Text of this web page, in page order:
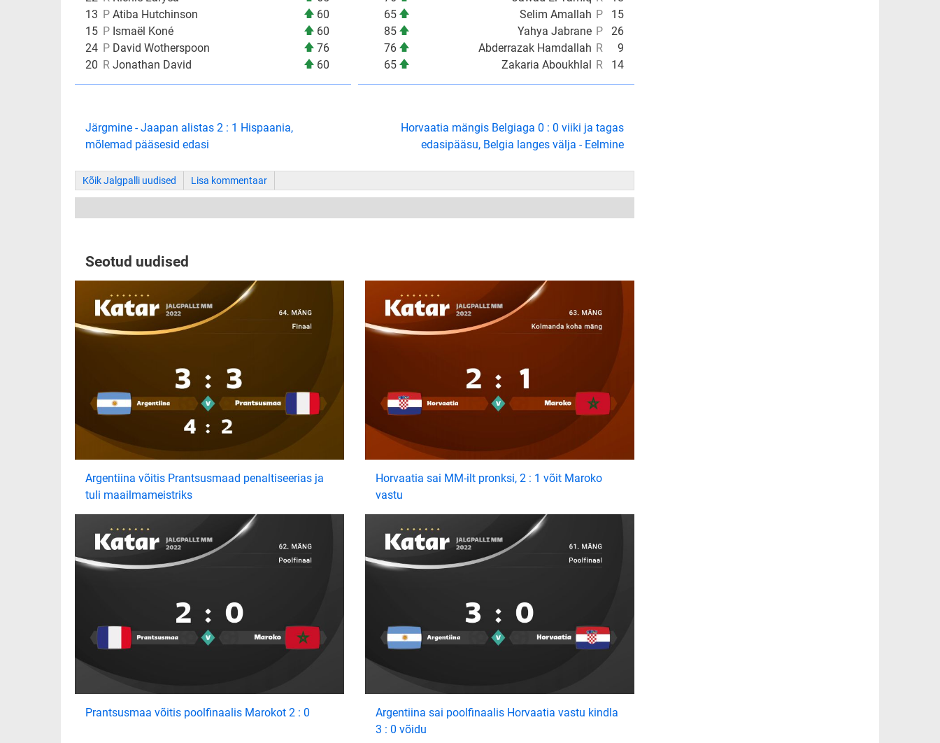
13 P Atiba Hutchinson
60
15 P Ismaël Koné
60
24 P David Wotherspoon
76
20 R Jonathan David 60
65
Selim Amallah P
15
85
Yahya Jabrane P
26
76
Abderrazak Hamdallah R
9
65
Zakaria Aboukhlal R 14
Järgmine - Jaapan alistas 2 : 1 Hispaania,
mõlemad pääsesid edasi
Horvaatia mängis Belgiaga 0 : 0 viiki ja tagas
edasipääsu, Belgia langes välja - Eelmine
Kõik Jalgpalli uudised Lisa kommentaar
Seotud uudised
Argentiina võitis Prantsusmaad penaltiseerias ja
tuli maailmameistriks
Horvaatia sai MM-ilt pronksi, 2 : 1 võit Maroko
vastu
Prantsusmaa võitis poolfinaalis Marokot 2 : 0
Argentiina sai poolfinaalis Horvaatia vastu kindla
3 : 0 võidu